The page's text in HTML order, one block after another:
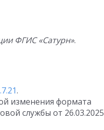
ФГИС «Сатурн».
.
изменения формата
службы от 26.03.2025